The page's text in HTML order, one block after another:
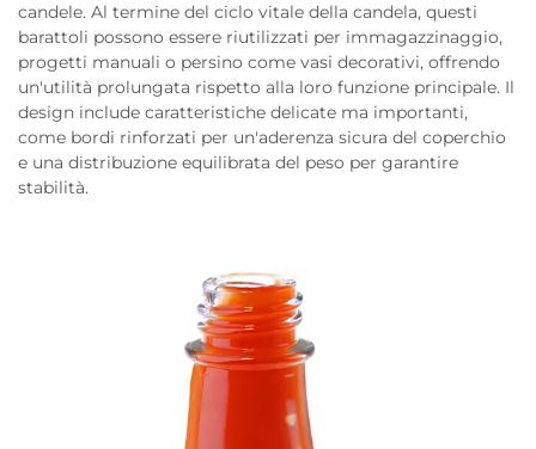
candele. Al termine del ciclo vitale della candela, questi
barattoli possono essere riutilizzati per immagazzinaggio,
progetti manuali o persino come vasi decorativi, offrendo
un'utilità prolungata rispetto alla loro funzione principale. Il
design include caratteristiche delicate ma importanti,
come bordi rinforzati per un'aderenza sicura del coperchio
e una distribuzione equilibrata del peso per garantire
stabilità.